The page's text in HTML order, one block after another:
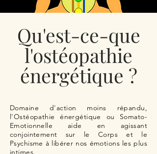
Qu'est-ce-que
l'ostéopathie
énergétique ?
Domaine d'action moins répandu,
l'Ostéopathie énergétique ou Somato-
Emotionnelle aide en agissant
conjointement sur le Corps et le
Psychisme à libérer nos émotions les plus
intimes.